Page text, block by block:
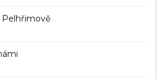
Pelhřimově